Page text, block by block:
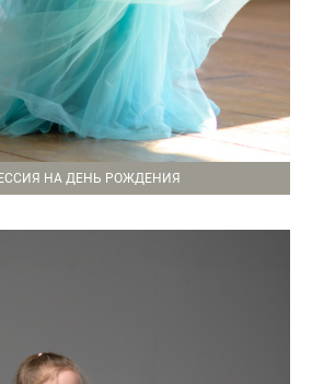
НА ДЕНЬ РОЖДЕНИЯ